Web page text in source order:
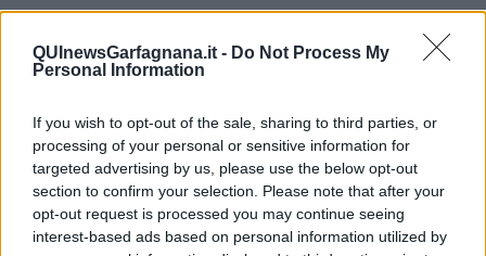
QUInewsGarfagnana.it - Do Not Process My
Personal Information
If you wish to opt-out of the sale, sharing to third parties, or
processing of your personal or sensitive information for
targeted advertising by us, please use the below opt-out
section to confirm your selection. Please note that after your
opt-out request is processed you may continue seeing
interest-based ads based on personal information utilized by